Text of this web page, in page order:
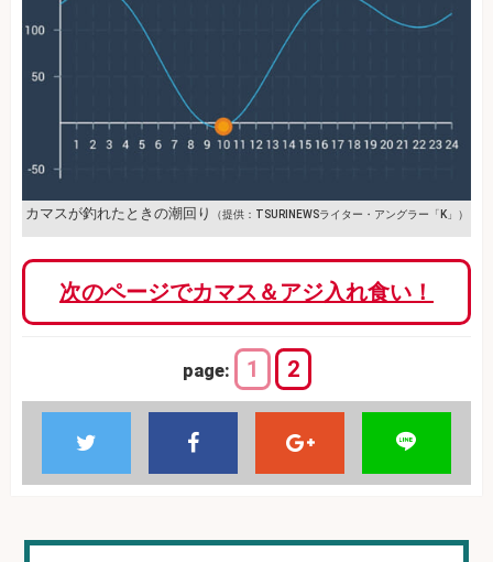
カマスが釣れたときの潮回り （提供：TSURINEWSライター・アングラー「K」）
次のページでカマス＆アジ入れ食い！
page: 1 2